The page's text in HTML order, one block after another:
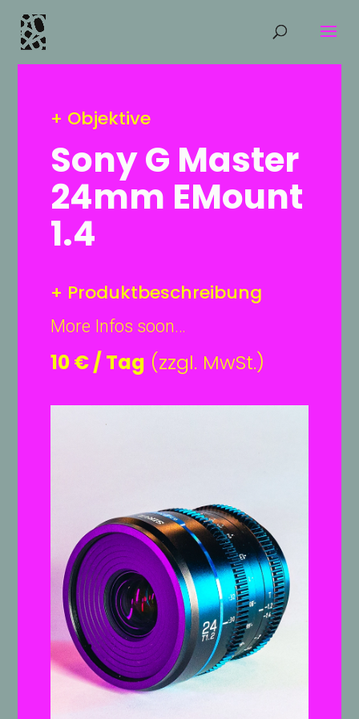
+ Objektive
Sony G Master
24mm EMount
1.4
+ Produktbeschreibung
More Infos soon…
10 € / Tag (zzgl. MwSt.)